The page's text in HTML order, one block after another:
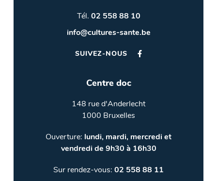
Tél. 02 558 88 10
info@cultures-sante.be
SUIVEZ-NOUS
Centre doc
148 rue d'Anderlecht
1000 Bruxelles
Ouverture: lundi, mardi, mercredi et
vendredi de 9h30 à 16h30
Sur rendez-vous: 02 558 88 11